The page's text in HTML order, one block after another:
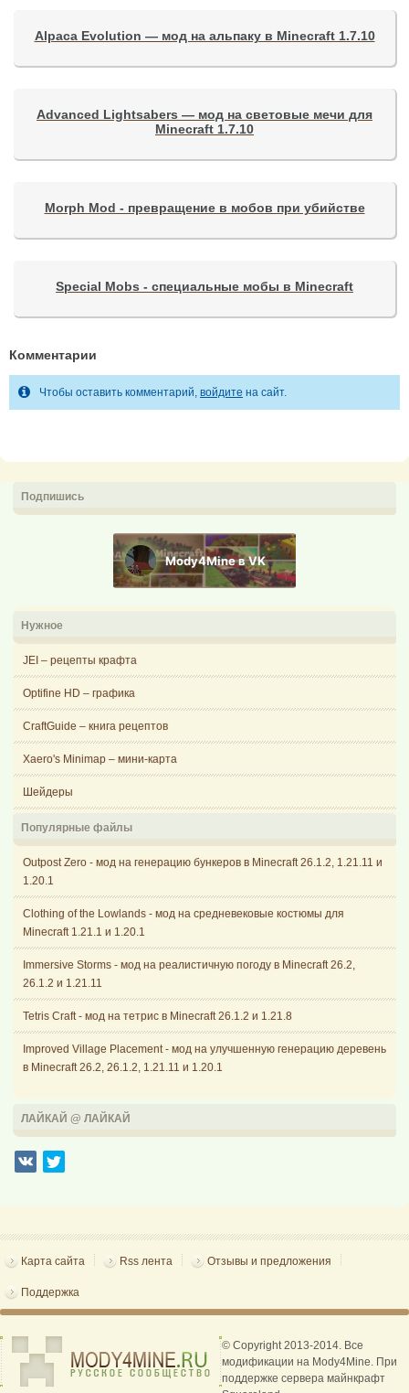
Alpaca Evolution — мод на альпаку в Minecraft 1.7.10
Advanced Lightsabers — мод на световые мечи для
Minecraft 1.7.10
Morph Mod - превращение в мобов при убийстве
Special Mobs - специальные мобы в Minecraft
Комментарии
Чтобы оставить комментарий, войдите на сайт.
Подпишись
Mody4Mine в VK
Нужное
JEI – рецепты крафта
Optifine HD – графика
CraftGuide – книга рецептов
Xaero's Minimap – мини-карта
Шейдеры
Популярные файлы
Outpost Zero - мод на генерацию бункеров в Minecraft 26.1.2, 1.21.11 и
1.20.1
Clothing of the Lowlands - мод на средневековые костюмы для
Minecraft 1.21.1 и 1.20.1
Immersive Storms - мод на реалистичную погоду в Minecraft 26.2,
26.1.2 и 1.21.11
Tetris Craft - мод на тетрис в Minecraft 26.1.2 и 1.21.8
Improved Village Placement - мод на улучшенную генерацию деревень
в Minecraft 26.2, 26.1.2, 1.21.11 и 1.20.1
ЛАЙКАЙ @ ЛАЙКАЙ
Карта сайта Rss лента Отзывы и предложения
Поддержка
© Copyright 2013-2014. Все
модификации на Mody4Mine. При
поддержке сервера майнкрафт